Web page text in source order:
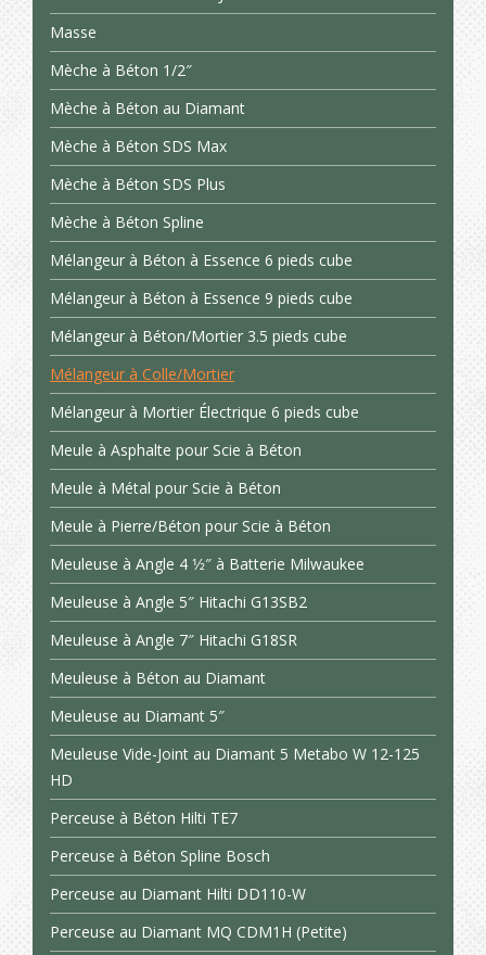
Masse
Mèche à Béton 1/2″
Mèche à Béton au Diamant
Mèche à Béton SDS Max
Mèche à Béton SDS Plus
Mèche à Béton Spline
Mélangeur à Béton à Essence 6 pieds cube
Mélangeur à Béton à Essence 9 pieds cube
Mélangeur à Béton/Mortier 3.5 pieds cube
Mélangeur à Colle/Mortier
Mélangeur à Mortier Électrique 6 pieds cube
Meule à Asphalte pour Scie à Béton
Meule à Métal pour Scie à Béton
Meule à Pierre/Béton pour Scie à Béton
Meuleuse à Angle 4 1⁄2″ à Batterie Milwaukee
Meuleuse à Angle 5″ Hitachi G13SB2
Meuleuse à Angle 7″ Hitachi G18SR
Meuleuse à Béton au Diamant
Meuleuse au Diamant 5″
Meuleuse Vide-Joint au Diamant 5 Metabo W 12-125
HD
Perceuse à Béton Hilti TE7
Perceuse à Béton Spline Bosch
Perceuse au Diamant Hilti DD110-W
Perceuse au Diamant MQ CDM1H (Petite)